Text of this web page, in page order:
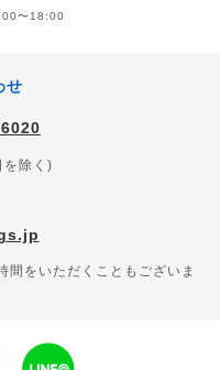
〜18:00
せ
除く)
間をいただくこともございま